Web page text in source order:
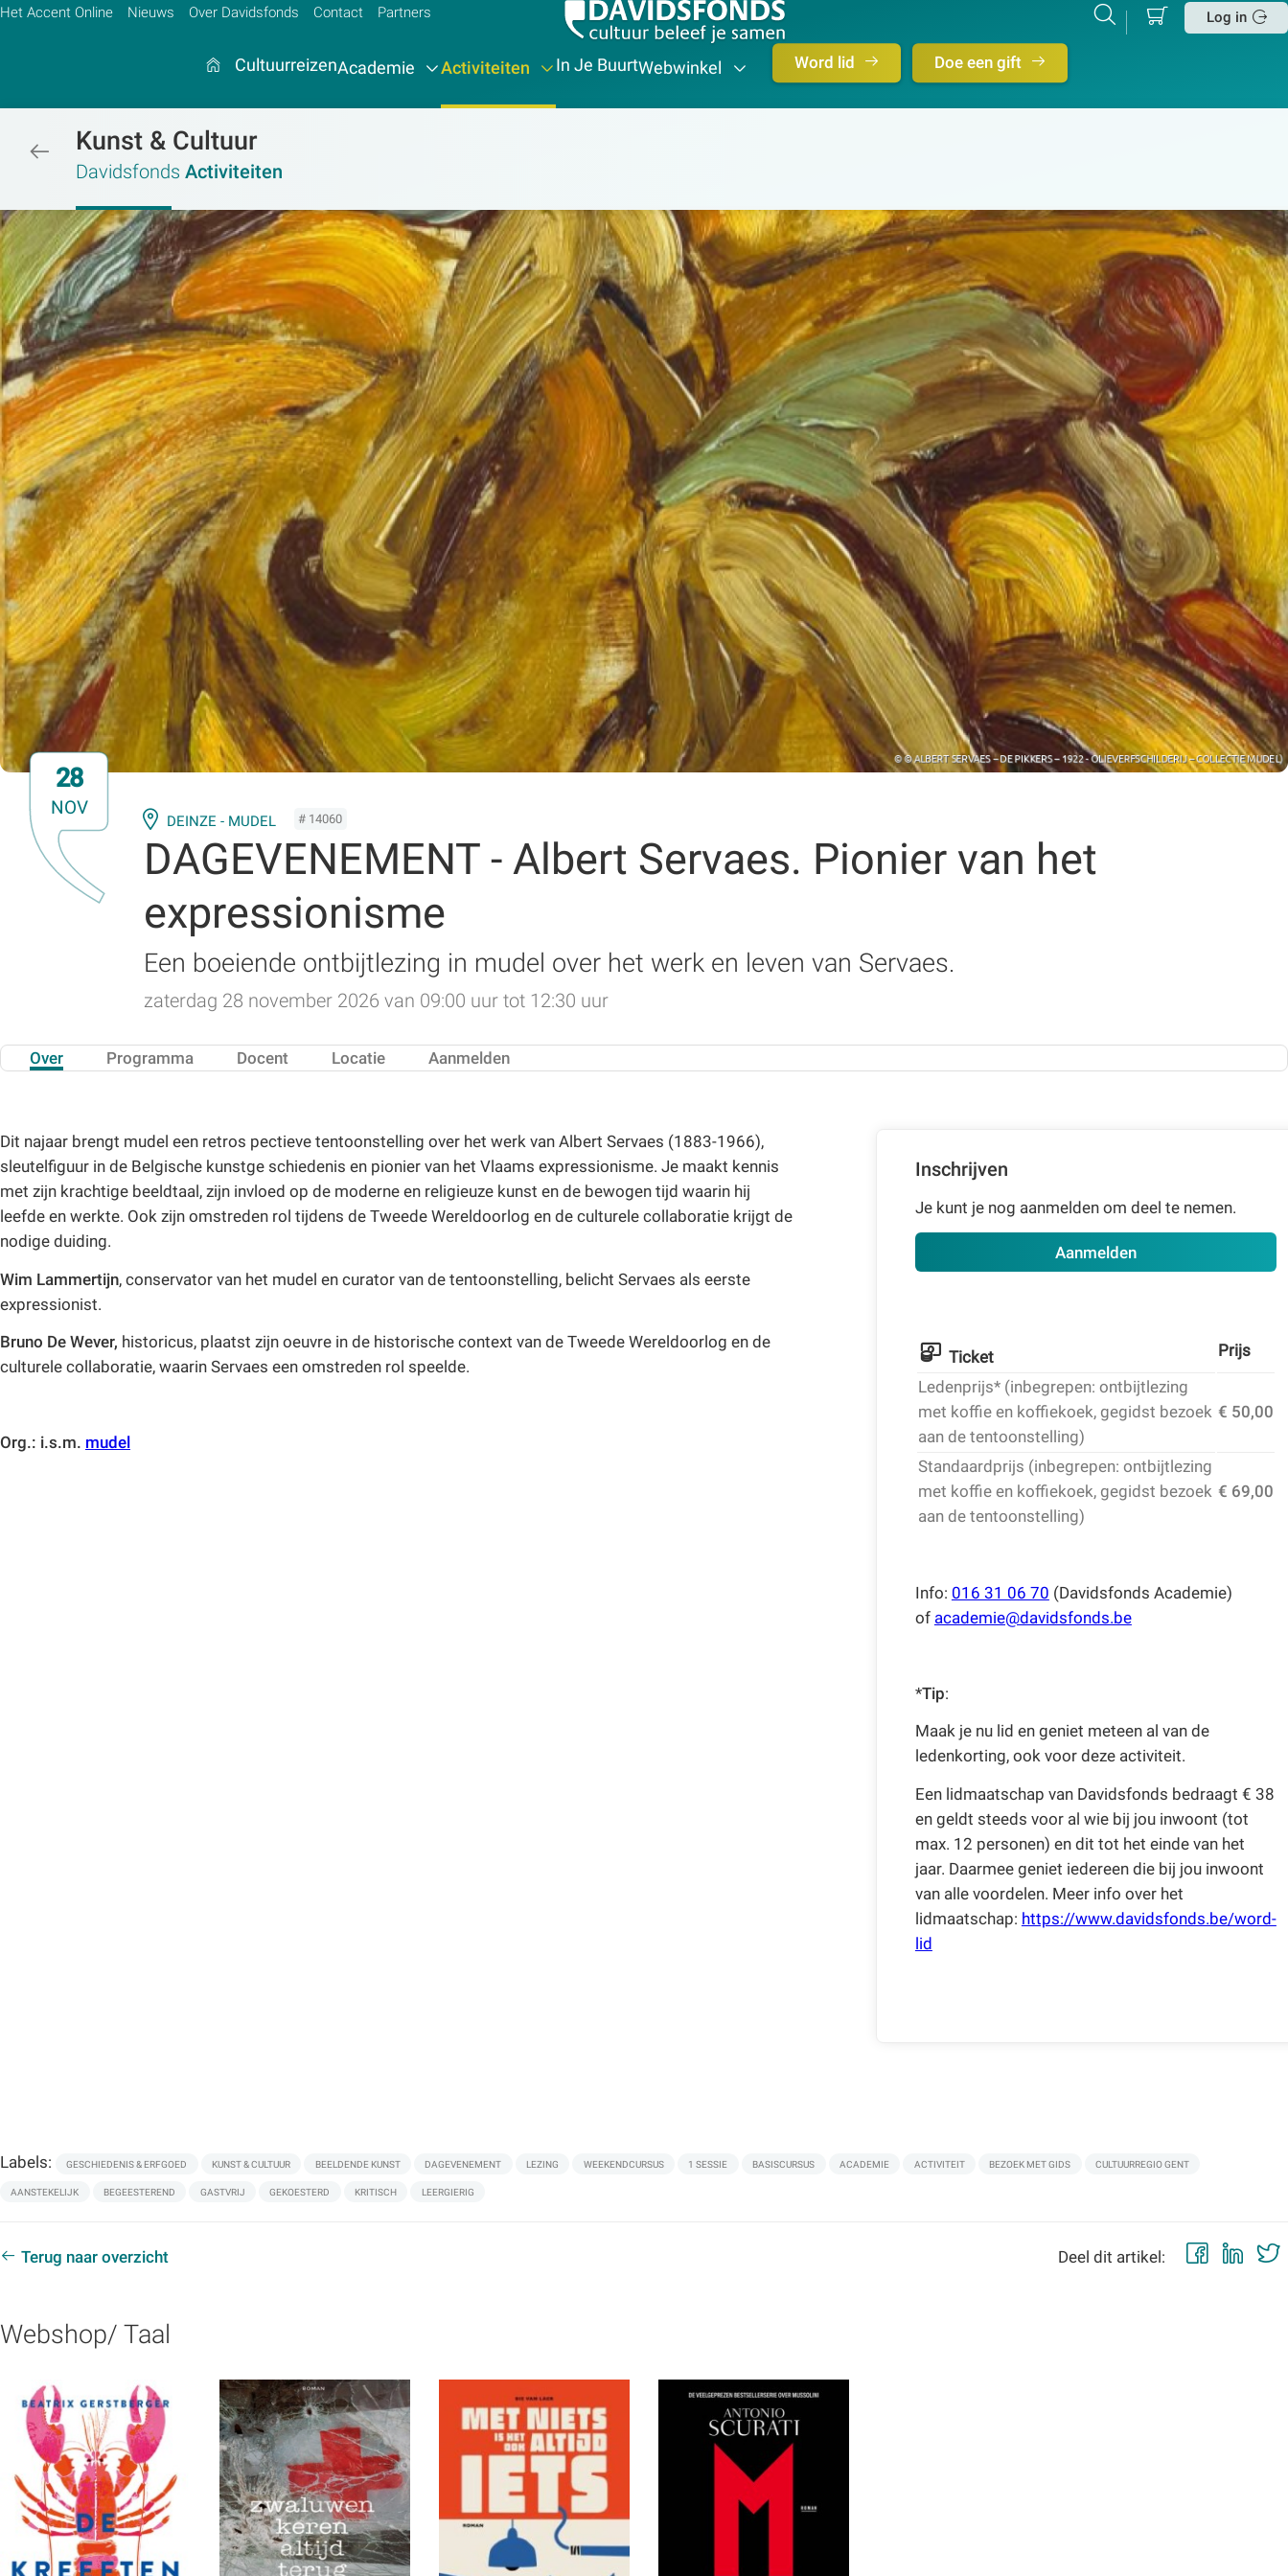
Het Accent Online Nieuws Over Davidsfonds Contact Partners Zoeken
Mijn
winkelmand
BetalenLog in
CultuurreizenAcademie Activiteiten In Je BuurtWebwinkel Word lid Doe een gift
/activiteiten
Kunst & Cultuur
Davidsfonds Activiteiten
28
NOV
DEINZE - MUDEL # 14060
DAGEVENEMENT - Albert Servaes. Pionier van het
expressionisme
Een boeiende ontbijtlezing in mudel over het werk en leven van Servaes.
zaterdag 28 november 2026 van 09:00 uur tot 12:30 uur
Over Programma Docent Locatie Aanmelden
Dit najaar brengt mudel een retros pectieve tentoonstelling over het werk van Albert Servaes (1883-1966),
sleutelfiguur in de Belgische kunstge schiedenis en pionier van het Vlaams expressionisme. Je maakt kennis
met zijn krachtige beeldtaal, zijn invloed op de moderne en religieuze kunst en de bewogen tijd waarin hij
leefde en werkte. Ook zijn omstreden rol tijdens de Tweede Wereldoorlog en de culturele collaboratie krijgt de
nodige duiding.
Wim Lammertijn, conservator van het mudel en curator van de tentoonstelling, belicht Servaes als eerste
expressionist.
Bruno De Wever, historicus, plaatst zijn oeuvre in de historische context van de Tweede Wereldoorlog en de
culturele collaboratie, waarin Servaes een omstreden rol speelde.
Org.: i.s.m. mudel
Inschrijven
Je kunt je nog aanmelden om deel te nemen.
Aanmelden
Ticket
Prijs
Ledenprijs* (inbegrepen: ontbijtlezing
met koffie en koffiekoek, gegidst bezoek
aan de tentoonstelling)
€ 50,00
Standaardprijs (inbegrepen: ontbijtlezing
met koffie en koffiekoek, gegidst bezoek
aan de tentoonstelling)
€ 69,00
Info: 016 31 06 70 (Davidsfonds Academie)
of academie@davidsfonds.be
*Tip:
Maak je nu lid en geniet meteen al van de
ledenkorting, ook voor deze activiteit.
Een lidmaatschap van Davidsfonds bedraagt € 38
en geldt steeds voor al wie bij jou inwoont (tot
max. 12 personen) en dit tot het einde van het
jaar. Daarmee geniet iedereen die bij jou inwoont
van alle voordelen. Meer info over het
lidmaatschap: https://www.davidsfonds.be/word-
lid
Labels: GESCHIEDENIS & ERFGOED KUNST & CULTUUR BEELDENDE KUNST DAGEVENEMENT LEZING WEEKENDCURSUS 1 SESSIE BASISCURSUS ACADEMIE ACTIVITEIT BEZOEK MET GIDS CULTUURREGIO GENT
AANSTEKELIJK BEGEESTEREND GASTVRIJ GEKOESTERD KRITISCH LEERGIERIG
Terug naar overzicht Deel dit artikel:
Webshop/ Taal
Zoek:
Zoeken